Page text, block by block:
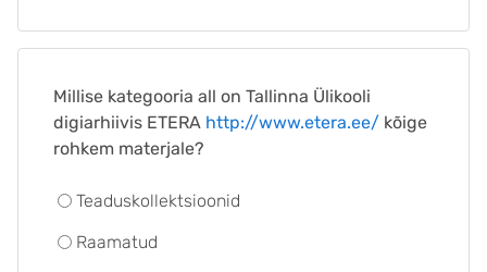
Millise kategooria all on Tallinna Ülikooli
digiarhiivis ETERA http://www.etera.ee/ kõige
rohkem materjale?
Teaduskollektsioonid
Raamatud